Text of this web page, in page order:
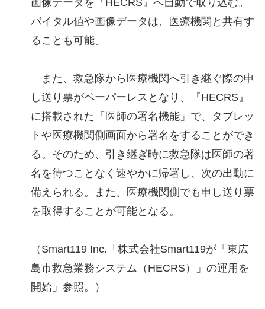
画像データを『HECRS』へ自動で取り込む。
バイタル値や画像データは、医療機関と共有す
ることも可能。
また、救急隊から医療機関へ引き継ぐ際の申
し送り票がペーパーレスとなり、『HECRS』
に搭載された「医師の署名機能」で、タブレッ
トや医療機関側画面から署名をすることができ
る。そのため、引き継ぎ時に救急隊は医師の署
名を待つことなく速やかに帰署し、次の出動に
備えられる。また、医療機関側でも申し送り票
を取得することが可能となる。
（Smart119 Inc.「株式会社Smart119が「東広
島市救急業務システム（HECRS）」の運用を
開始」参照。）